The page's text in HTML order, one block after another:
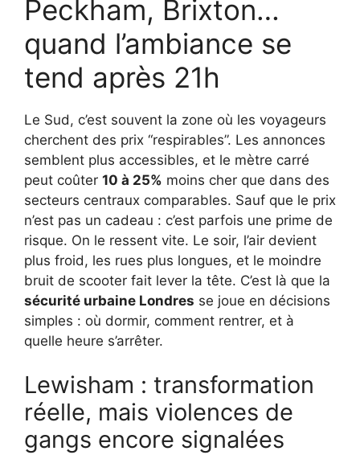
Peckham, Brixton…
quand l’ambiance se
tend après 21h
Le Sud, c’est souvent la zone où les voyageurs
cherchent des prix “respirables”. Les annonces
semblent plus accessibles, et le mètre carré
peut coûter 10 à 25% moins cher que dans des
secteurs centraux comparables. Sauf que le prix
n’est pas un cadeau : c’est parfois une prime de
risque. On le ressent vite. Le soir, l’air devient
plus froid, les rues plus longues, et le moindre
bruit de scooter fait lever la tête. C’est là que la
sécurité urbaine Londres se joue en décisions
simples : où dormir, comment rentrer, et à
quelle heure s’arrêter.
Lewisham : transformation
réelle, mais violences de
gangs encore signalées